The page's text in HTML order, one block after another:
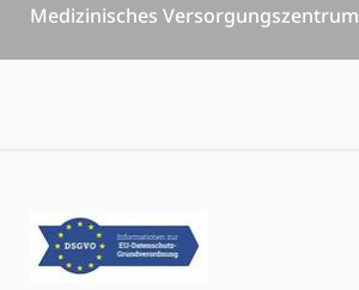
Medizinisches Versorgungszentrum